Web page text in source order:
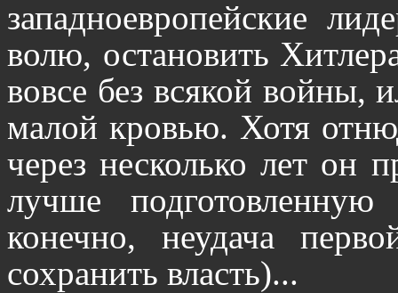
западноевропейские
волю, остановить
вовсе без всякой войны,
малой кровью. Хотя
через несколько лет он
лучше
конечно, неудача
сохранить власть)...